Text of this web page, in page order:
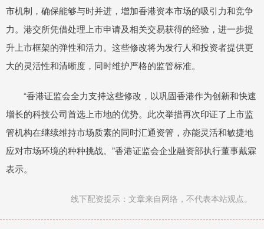
市机制，确保能够与时并进，增加香港资本市场的吸引力和竞争
力。港交所凭借处理上市申请及相关交易获得的经验，进一步提
升上市框架的弹性和活力。这些修改将为发行人和投资者提供更
大的灵活性和清晰度，同时维护严格的监管标准。
“香港证监会全力支持这些修改，以巩固香港作为创新和快速
增长的科技公司首选上市地的优势。此次举措再次印证了上市监
管机构在继续维持市场质素的同时汇通资管，亦能灵活和敏捷地
应对市场环境的种种挑战。”香港证监会企业融资部执行董事戴霖
表示。
线下配资提示：文章来自网络，不代表本站观点。